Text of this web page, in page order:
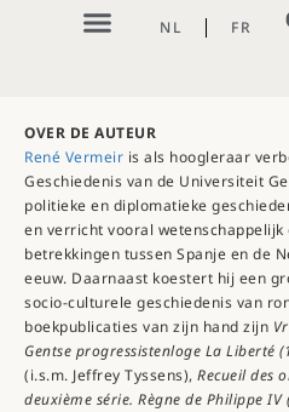
NL FR
OVER DE AUTEUR
René Vermeir is als hoogleraar
Geschiedenis van de Universiteit
politieke en diplomatieke
en verricht vooral wetenschappelijk
betrekkingen tussen Spanje en de
eeuw. Daarnaast koestert hij een
socio-culturele geschiedenis van
boekpublicaties van zijn hand zijn
Gentse progressistenloge La Liberté
(i.s.m. Jeffrey Tyssens), Recueil des
deuxième série. Règne de Philippe IV